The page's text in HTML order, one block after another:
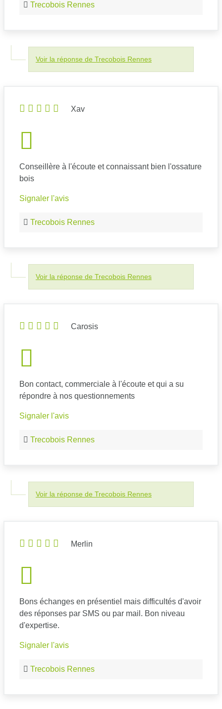
Trecobois Rennes
Voir la réponse de Trecobois Rennes
Xav
Conseillère à l'écoute et connaissant bien l'ossature
bois
Signaler l'avis
Trecobois Rennes
Voir la réponse de Trecobois Rennes
Carosis
Bon contact, commerciale à l'écoute et qui a su
répondre à nos questionnements
Signaler l'avis
Trecobois Rennes
Voir la réponse de Trecobois Rennes
Merlin
Bons échanges en présentiel mais difficultés d'avoir
des réponses par SMS ou par mail. Bon niveau
d'expertise.
Signaler l'avis
Trecobois Rennes